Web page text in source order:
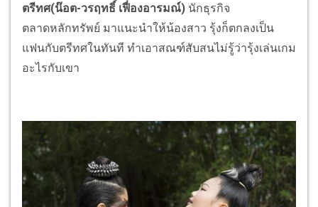
ตรีทศ(น๊อต-วรฤทธิ์ เฟื่องอารมณ์) นักธุรกิจ
ตลาดหลักทรัพย์ มาแนะนำให้น้องสาว รุ้งก็ตกลงเป็น
แฟนกับตรีทศในทันที ทำเอาสณฑ์สับสนไม่รู้ว่ารุ้งเล่นเกม
อะไรกับเขา